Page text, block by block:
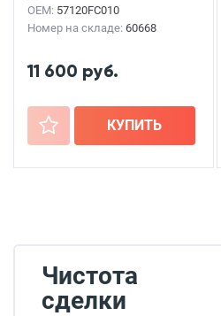
OEM: 57120FC010
Номер на складе: 60668
11 600 руб.
+ КУПИТЬ
Чистота
сделки